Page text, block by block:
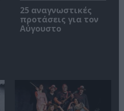
25 αναγνωστικές
προτάσεις για τον
Αύγουστο